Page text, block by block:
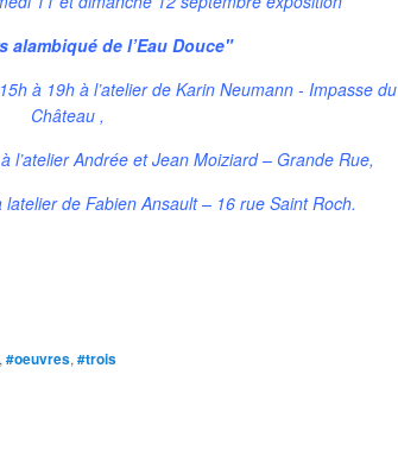
alambiqué de l’Eau Douce"
à 19h à l’atelier de Karin Neumann - Impasse du
Château ,
l’atelier Andrée et Jean Moiziard – Grande Rue,
de Fabien Ansault – 16 rue Saint Roch.
, #oeuvres, #trois